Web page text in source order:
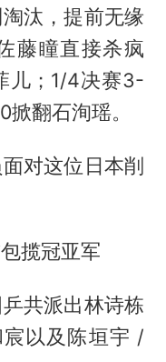
汰，提前无缘
藤瞳直接杀疯
儿；1/4决赛3-
翻石洵瑶。
对这位日本削
揽冠亚军
共派出林诗栋
以及陈垣宇 /